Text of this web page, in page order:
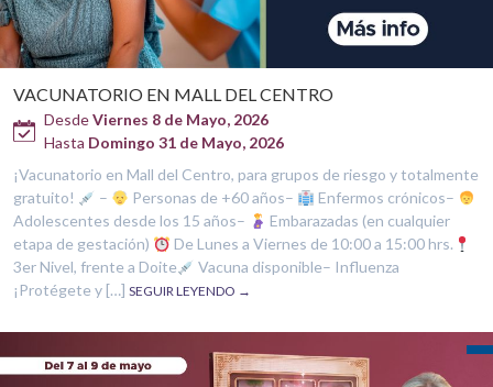
VACUNATORIO EN MALL DEL CENTRO
DesdeViernes 8 de Mayo, 2026
Hasta Domingo 31 de Mayo, 2026
¡Vacunatorio en Mall del Centro, para grupos de riesgo y totalmente
gratuito!
– Personas de +60 años–
Enfermos crónicos–
Adolescentes desde los 15 años–
Embarazadas (en cualquier
etapa de gestación)
De Lunes a Viernes de 10:00 a 15:00 hrs.
3er Nivel, frente a Doite
Vacuna disponible– Influenza
¡Protégete y […] SEGUIR LEYENDO →